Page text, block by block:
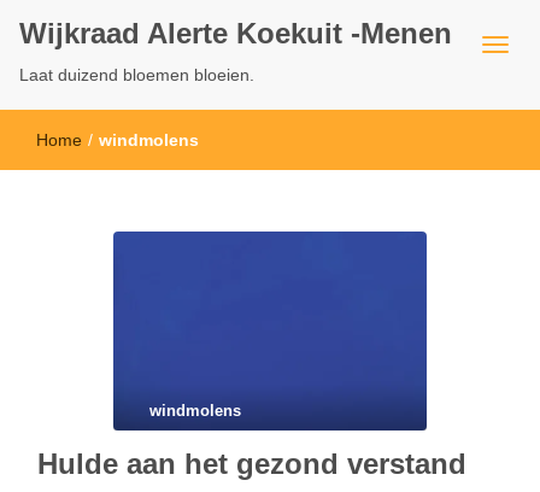
Wijkraad Alerte Koekuit -Menen
Laat duizend bloemen bloeien.
Home / windmolens
windmolens
Hulde aan het gezond verstand